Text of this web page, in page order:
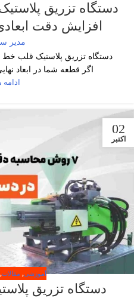
افزایش دقت
مدیر
دستگاه تزریق پلاستیک قلب خط
اگر قطعه شما در ابعاد
02
اکتبر
آموزشی, مقالات,